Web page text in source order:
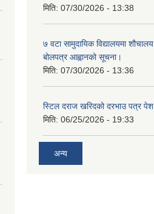
मिति: 07/30/2026 - 13:38
७ वटा सामुदायिक विद्यालयमा शौचालय
बोलपत्र आह्वानको सूचना।
मिति: 07/30/2026 - 13:36
स्टिल दराज खरिदको दरभाउ पत्र पेश
मिति: 06/25/2026 - 19:33
अन्य